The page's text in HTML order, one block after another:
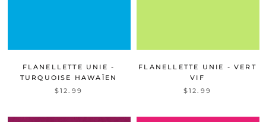
FLANELLETTE UNIE -
TURQUOISE HAWAÏEN
$12.99
FLANELLETTE UNIE - VERT
VIF
$12.99